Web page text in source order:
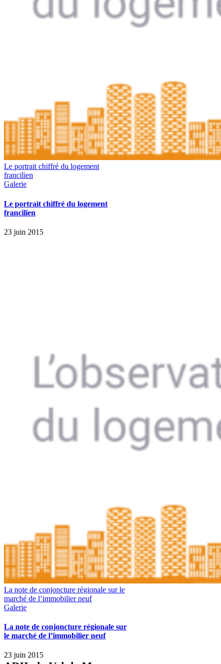
Le portrait chiffré du logement
francilien
Galerie
Le portrait chiffré du logement
francilien
23 juin 2015
La note de conjoncture régionale sur le
marché de l’immobilier neuf
Galerie
La note de conjoncture régionale sur
le marché de l’immobilier neuf
23 juin 2015